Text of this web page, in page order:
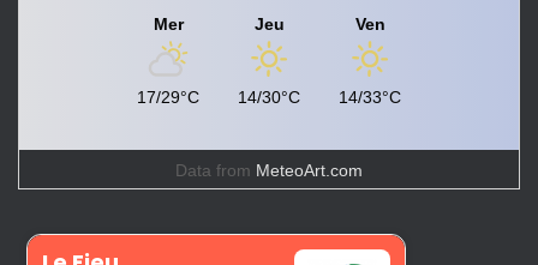
Mer
17/29°C
Jeu
14/30°C
Ven
14/33°C
Data from MeteoArt.com